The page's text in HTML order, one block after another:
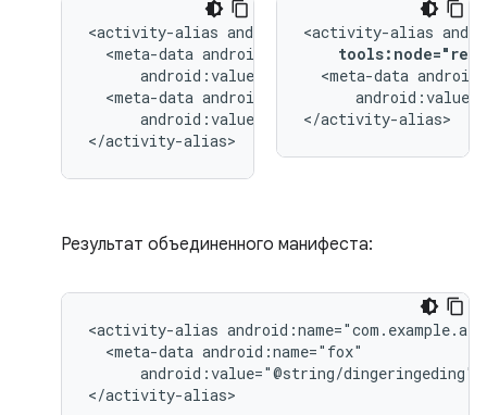
<activity-alias
<meta-data
<meta-data
android:value="@string/quack"/>
</activity-alias>
<activity-alias
<meta-data
</activity-alias>
Результат объединенного манифеста:
<activity-alias
<meta-data
android:value="@string/dingeringeding"/
</activity-alias>